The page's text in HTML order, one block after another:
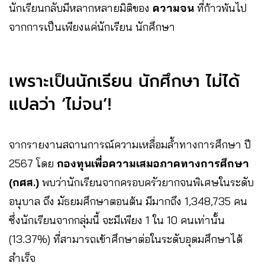
นักเรียนกลับมีหลากหลายมิติของ ความจน ที่ก้าวพ้นไป
จากการเป็นเพียงแค่นักเรียน นักศึกษา
เพราะเป็นนักเรียน นักศึกษา ไม่ได้
แปลว่า ‘ไม่จน’!
จากรายงานสถานการณ์ความเหลื่อมล้ำทางการศึกษา ปี
2567 โดย กองทุนเพื่อความเสมอภาคทางการศึกษา
(กศส.) พบว่านักเรียนจากครอบครัวยากจนพิเศษในระดับ
อนุบาล ถึง มัธยมศึกษาตอนต้น มีมากถึง 1,348,735 คน
ซึ่งนักเรียนจากกลุ่มนี้ จะมีเพียง 1 ใน 10 คนเท่านั้น
(13.37%) ที่สามารถเข้าศึกษาต่อในระดับอุดมศึกษาได้
สำเร็จ